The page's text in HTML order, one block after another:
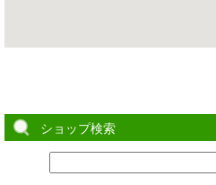
ショップ検索